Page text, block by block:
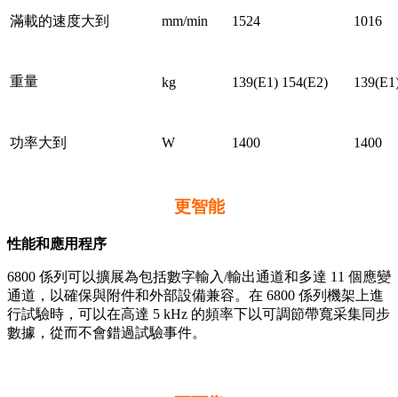
滿載的速度大到 mm/min 1524 1016
重量 kg 139(E1) 154(E2)
功率大到 W 1400 1400
更智能
性能和應用程序
6800 係列可以擴展為包括數字輸入/輸出通道和多達 11 個應變
通道，以確保與附件和外部設備兼容。在 6800 係列機架上進
行試驗時，可以在高達 5 kHz 的頻率下以可調節帶寬采集同步
數據，從而不會錯過試驗事件。